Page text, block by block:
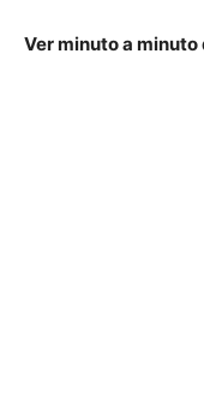
Ver minuto a minuto